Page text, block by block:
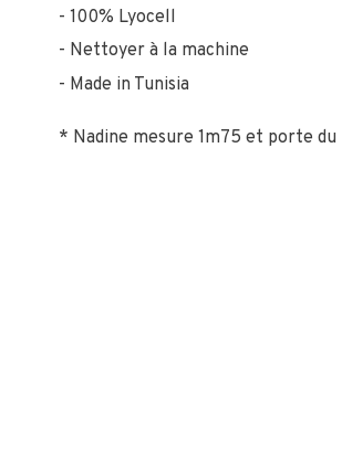
100% Lyocell
Nettoyer à la machine
Made in Tunisia
* Nadine mesure 1m75 et porte du